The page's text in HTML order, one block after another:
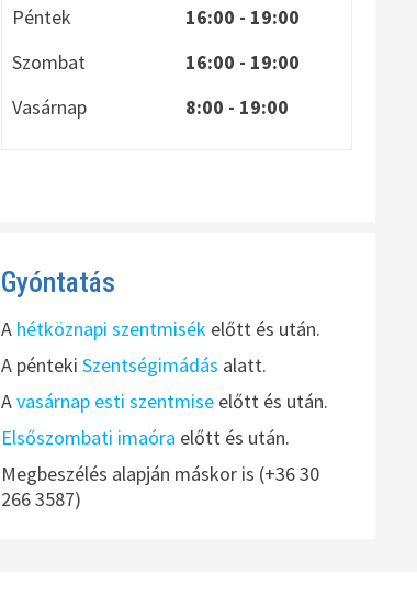
Péntek
16:00 - 19:00
Szombat
16:00 - 19:00
Vasárnap
8:00 - 19:00
Gyóntatás
A hétköznapi szentmisék előtt és után.
A péntekiSzentségimádás alatt.
Avasárnap esti szentmise előtt és után.
Elsőszombati imaóra előtt és után.
Megbeszélés alapján máskor is (+36 30
266 3587)